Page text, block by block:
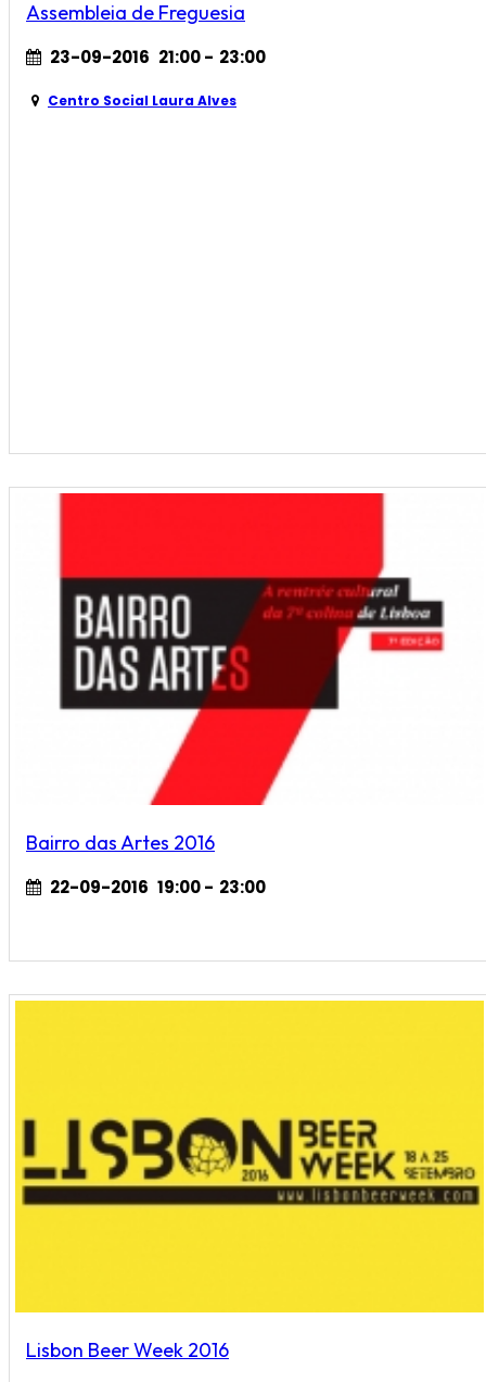
Assembleia de Freguesia
23-09-2016 21:00- 23:00
Centro Social Laura Alves
Bairro das Artes 2016
22-09-2016 19:00- 23:00
Lisbon Beer Week 2016